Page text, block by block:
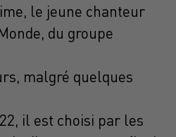
le jeune chanteur
du groupe
malgré quelques
il est choisi par les